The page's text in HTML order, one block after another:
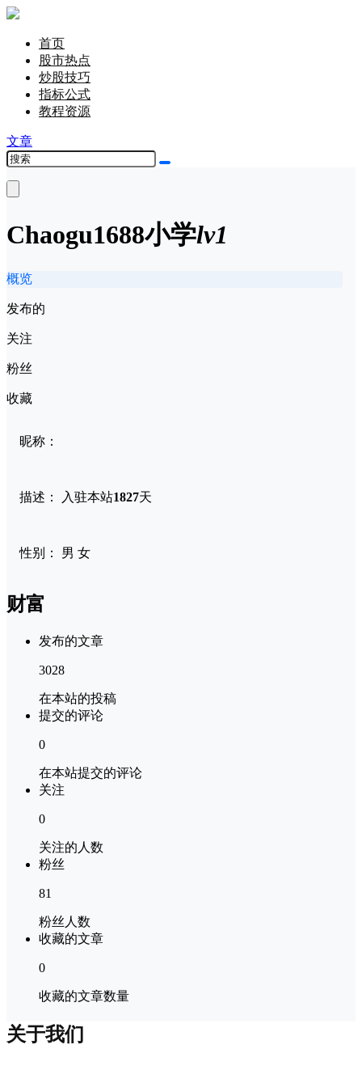
首页
股市热点
炒股技巧
指标公式
教程资源
文章
Chaogu1688小学lv1
概览
发布的
关注
粉丝
收藏
昵称：
描述： 入驻本站1827天
性别： 男 女
财富
发布的文章
3028
在本站的投稿
提交的评论
0
在本站提交的评论
关注
0
关注的人数
粉丝
81
粉丝人数
收藏的文章
0
收藏的文章数量
关于我们